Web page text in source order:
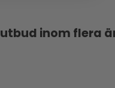
inom flera